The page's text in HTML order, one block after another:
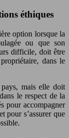
éthiques
option lorsque la
ou que son
difficile, doit être
dans le
mais elle doit
le respect de la
pour accompagner
pour s’assurer que